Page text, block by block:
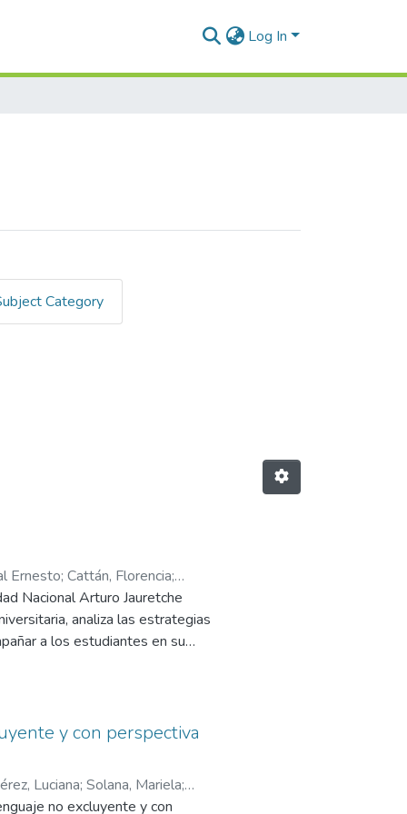
Log In
Category
Ernesto; Cattán, Florencia;
Nacional Arturo Jauretche
analiza las estrategias
a los estudiantes en su
docentes e investigadores
y con perspectiva
Luciana; Solana, Mariela;
Alejandra;Carrizo, Fernanda
no excluyente y con